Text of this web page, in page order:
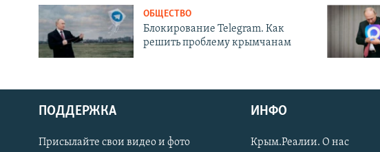
Українською
ОБЩЕСТВО
Блокирование Telegram. Как
решить проблему крымчанам
ПОДДЕРЖКА
Присылайте свои видео и фото
ИНФО
Крым.Реалии. О нас